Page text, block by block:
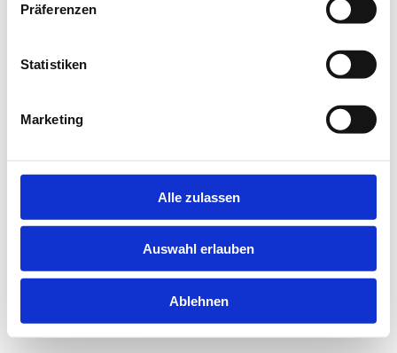
Präferenzen
Statistiken
Marketing
Alle zulassen
Auswahl erlauben
Ablehnen